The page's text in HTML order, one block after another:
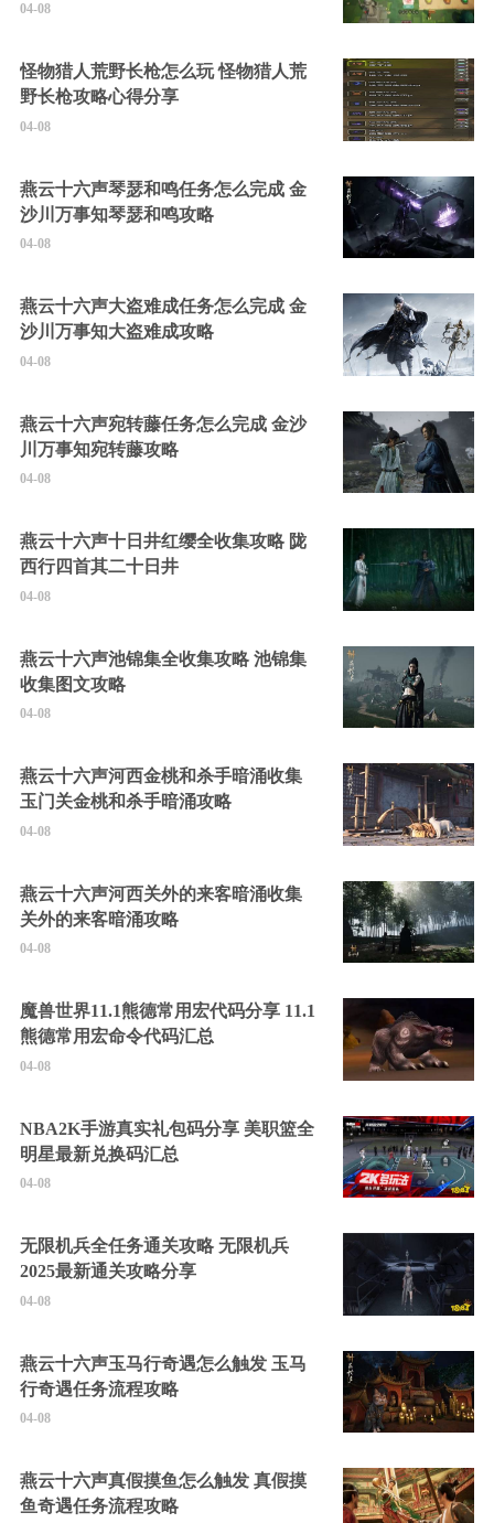
04-08
怪物猎人荒野长枪怎么玩 怪物猎人荒
野长枪攻略心得分享
04-08
燕云十六声琴瑟和鸣任务怎么完成 金
沙川万事知琴瑟和鸣攻略
04-08
燕云十六声大盗难成任务怎么完成 金
沙川万事知大盗难成攻略
04-08
燕云十六声宛转藤任务怎么完成 金沙
川万事知宛转藤攻略
04-08
燕云十六声十日井红缨全收集攻略 陇
西行四首其二十日井
04-08
燕云十六声池锦集全收集攻略 池锦集
收集图文攻略
04-08
燕云十六声河西金桃和杀手暗涌收集
玉门关金桃和杀手暗涌攻略
04-08
燕云十六声河西关外的来客暗涌收集
关外的来客暗涌攻略
04-08
魔兽世界11.1熊德常用宏代码分享 11.1
熊德常用宏命令代码汇总
04-08
NBA2K手游真实礼包码分享 美职篮全
明星最新兑换码汇总
04-08
无限机兵全任务通关攻略 无限机兵
2025最新通关攻略分享
04-08
燕云十六声玉马行奇遇怎么触发 玉马
行奇遇任务流程攻略
04-08
燕云十六声真假摸鱼怎么触发 真假摸
鱼奇遇任务流程攻略